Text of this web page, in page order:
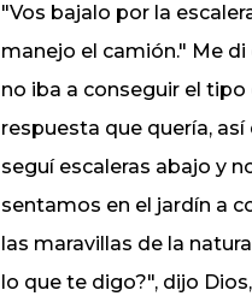
"Vos bajalo por la
manejo el camión." Me
no iba a conseguir el tipo
respuesta que quería, así
seguí escaleras abajo y
sentamos en el jardín a
las maravillas de la
lo que te digo?", dijo Dios,